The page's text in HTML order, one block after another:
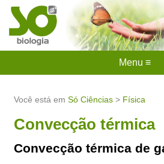
Você está emSó Ciências > Física
Convecção térmica
Convecção térmica de